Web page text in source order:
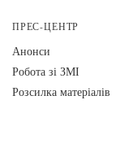
ПРЕС-ЦЕНТР
Анонси
Робота зі ЗМІ
Розсилка матеріалів